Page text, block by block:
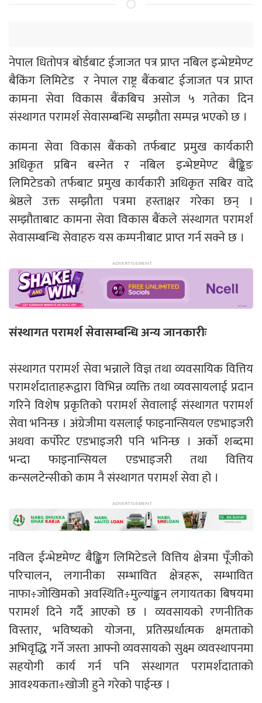
नेपाल धितोपत्र बोर्डबाट ईजाजत पत्र प्राप्त नबिल इन्भेष्टमेण्ट
बैकिंग लिमिटेड र नेपाल राष्ट्र बैंकबाट ईजाजत पत्र प्राप्त
कामना सेवा विकास बैंकबिच असोज ५ गतेका दिन
संस्थागत परामर्श सेवासम्बन्धि सम्झौता सम्पन्न भएको छ ।
कामना सेवा विकास बैंकको तर्फबाट प्रमुख कार्यकारी
अधिकृत प्रबिन बस्नेत र नबिल इन्भेष्टमेण्ट बैङ्किङ
लिमिटेडको तर्फबाट प्रमुख कार्यकारी अधिकृत सबिर वादे
श्रेष्ठले उक्त सम्झौता पत्रमा हस्ताक्षर गरेका छन् ।
सम्झौताबाट कामना सेवा विकास बैंकले संस्थागत परामर्श
सेवासम्बन्धि सेवाहरु यस कम्पनीबाट प्राप्त गर्न सक्ने छ ।
संस्थागत परामर्श सेवासम्बन्धि अन्य जानकारीः
संस्थागत परामर्श सेवा भन्नाले विज्ञ तथा व्यवसायिक वित्तिय
परामर्शदाताहरूद्वारा विभिन्न व्यक्ति तथा व्यवसायलाई प्रदान
गरिने विशेष प्रकृतिको परामर्श सेवालाई संस्थागत परामर्श
सेवा भनिन्छ । अंग्रेजीमा यसलाई फाइनान्सियल एडभाइजरी
अथवा कर्पोरेट एडभाइजरी पनि भनिन्छ । अर्को शब्दमा
भन्दा फाइनान्सियल एडभाइजरी तथा वित्तिय
कन्सलटेन्सीको काम नै संस्थागत परामर्श सेवा हो ।
नविल ईन्भेष्टमेण्ट बैङ्किग लिमिटेडले वित्तिय क्षेत्रमा पूँजीको
परिचालन, लगानीका सम्भावित क्षेत्रहरू, सम्भावित
नाफा÷जोखिमको अवस्थिति÷मुल्यांङ्कन लगायतका बिषयमा
परामर्श दिने गर्दै आएको छ । व्यवसायको रणनीतिक
विस्तार, भविष्यको योजना, प्रतिस्प्रर्धात्मक क्षमताको
अभिवृद्धि गर्ने जस्ता आफ्नो व्यवसायको सुक्ष्म व्यवस्थापनमा
सहयोगी कार्य गर्न पनि संस्थागत परामर्शदाताको
आवश्यकता÷खोजी हुने गरेको पाईन्छ ।